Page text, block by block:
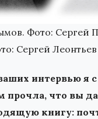
Фото: Сергей
Сергей Леонтьев
интервью я
прочла, что вы
книгу: